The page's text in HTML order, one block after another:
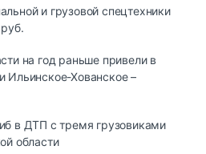
и грузовой спецтехники
на год раньше привели в
Ильинское-Хованское –
в ДТП с тремя грузовиками
области